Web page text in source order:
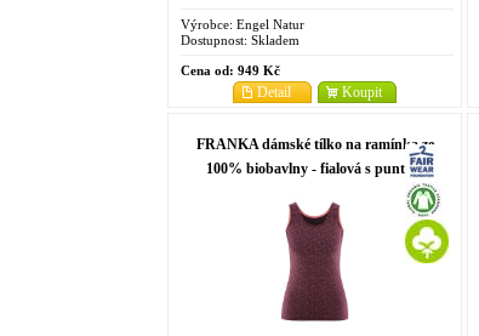
Výrobce: Engel Natur
Dostupnost: Skladem
Cena od: 949 Kč
Koupit
Detail
FRANKA dámské tílko na ramínka ze
100% biobavlny - fialová s puntíky